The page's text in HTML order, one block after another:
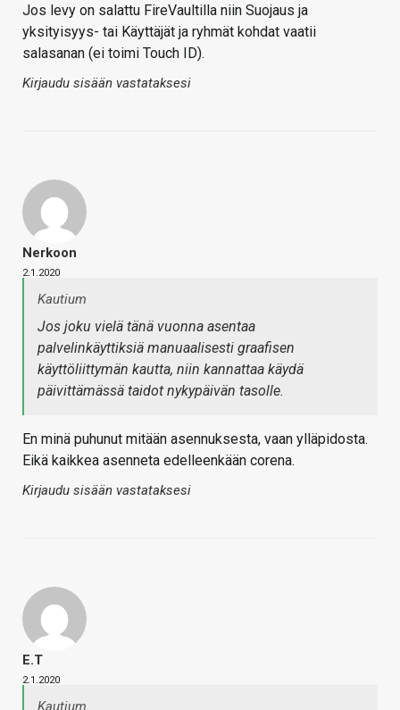
Jos levy on salattu FireVaultilla niin Suojaus ja
yksityisyys- tai Käyttäjät ja ryhmät kohdat vaatii
salasanan (ei toimi Touch ID).
Kirjaudu sisään vastataksesi
Nerkoon
2.1.2020
Kautium
Jos joku vielä tänä vuonna asentaa
palvelinkäyttiksiä manuaalisesti graafisen
käyttöliittymän kautta, niin kannattaa käydä
päivittämässä taidot nykypäivän tasolle.
En minä puhunut mitään asennuksesta, vaan ylläpidosta.
Eikä kaikkea asenneta edelleenkään corena.
Kirjaudu sisään vastataksesi
E.T
2.1.2020
Kautium